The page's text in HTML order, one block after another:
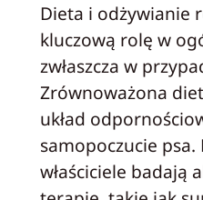
Dieta i odżywianie
kluczową rolę w
zwłaszcza w
Zrównoważona
układ
samopoczucie
właściciele badają